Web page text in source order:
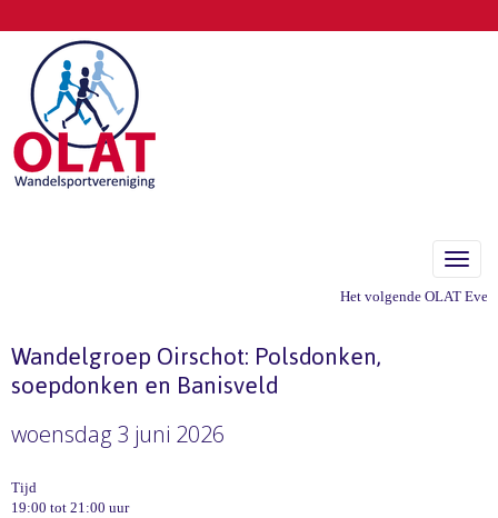
Het volgende OLAT
Wandelgroep Oirschot: Polsdonken,
soepdonken en Banisveld
woensdag 3 juni 2026
Tijd
19:00 tot 21:00 uur